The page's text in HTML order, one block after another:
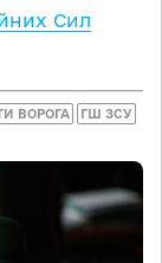
Сил
ВОРОГА ГШ ЗСУ